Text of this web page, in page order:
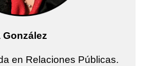
González
en Relaciones Públicas.